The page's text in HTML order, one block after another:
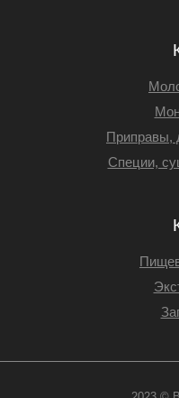
Приправы,
Специи,